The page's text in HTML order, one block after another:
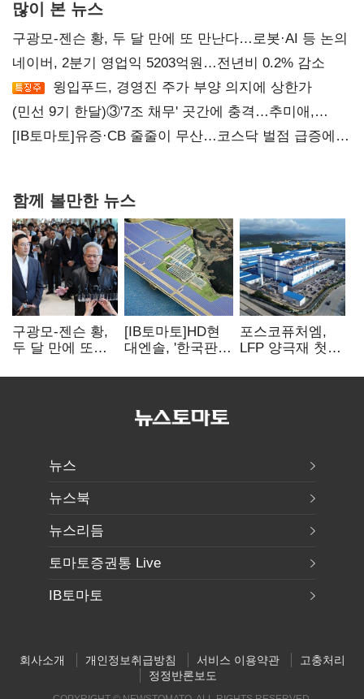
많이 본 뉴스
구광모-젠슨 황, 두 달 만에 또 만난다…로봇·AI 등 논의
네이버, 2분기 영업익 5203억원…전년비 0.2% 감소
윙입푸드, 경영진 주가 부양 의지에 상한가
(민선 9기 한달)③'7조 채무' 곳간에 충격…추미애,
20년만에 '비상재정' 선언 승부수
[IB토마토]유증·CB 줄줄이 무산…코스닥 벌점 급증에
함께 볼만한 뉴스
구광모-젠슨 황,
두 달 만에 또
등 논의
[IB토마토]HD현
대엔솔, '한국판
세액공제 선택이
포스코퓨처엠,
LFP 양극재 첫
ESS 시장 공략
뉴스
뉴스북
뉴스리듬
토마토증권통 Live
IB토마토
회사소개 개인정보취급방침 서비스 이용약관
고충처리
정정반론보도